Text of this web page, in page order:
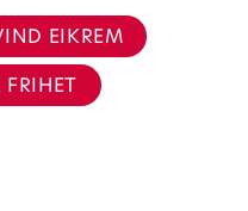
EIKREM